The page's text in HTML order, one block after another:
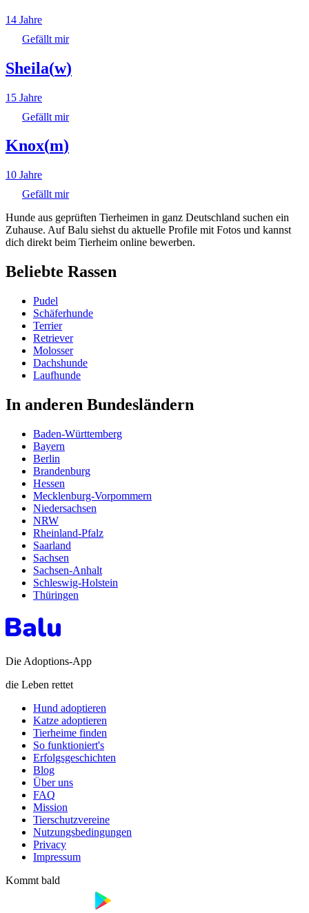
14 Jahre
Gefällt mir
Sheila(w)
15 Jahre
Gefällt mir
Knox(m)
10 Jahre
Gefällt mir
Hunde aus geprüften Tierheimen in ganz Deutschland suchen ein
Zuhause. Auf Balu siehst du aktuelle Profile mit Fotos und kannst
dich direkt beim Tierheim online bewerben.
Beliebte Rassen
Pudel
Schäferhunde
Terrier
Retriever
Molosser
Dachshunde
Laufhunde
In anderen Bundesländern
Baden-Württemberg
Bayern
Berlin
Brandenburg
Hessen
Mecklenburg-Vorpommern
Niedersachsen
NRW
Rheinland-Pfalz
Saarland
Sachsen
Sachsen-Anhalt
Schleswig-Holstein
Thüringen
Die Adoptions-App
die Leben rettet
Hund adoptieren
Katze adoptieren
Tierheime finden
So funktioniert's
Erfolgsgeschichten
Blog
Über uns
FAQ
Mission
Tierschutzvereine
Nutzungsbedingungen
Privacy
Impressum
Kommt bald